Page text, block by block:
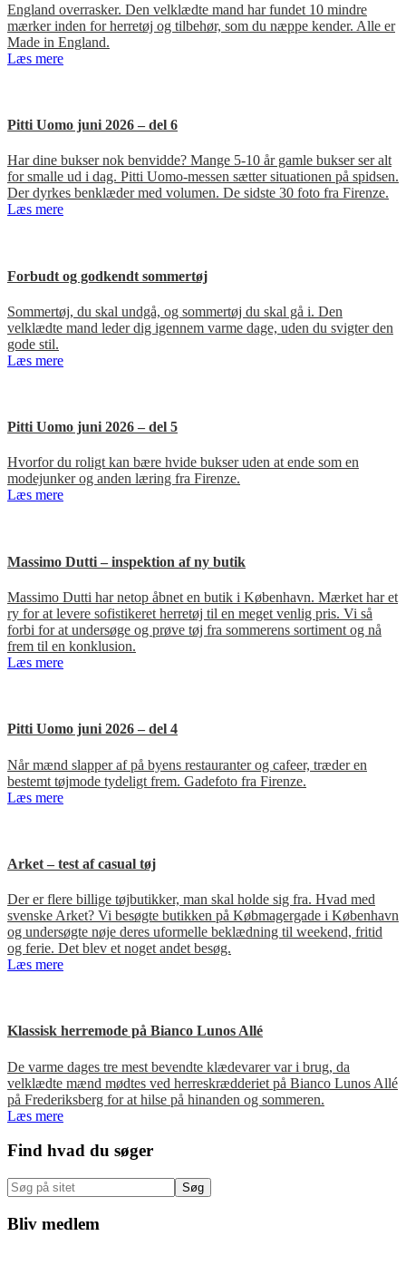
England overrasker. Den velklædte mand har fundet 10 mindre
mærker inden for herretøj og tilbehør, som du næppe kender. Alle er
Made in England.
Læs mere
Pitti Uomo juni 2026 – del 6
Har dine bukser nok benvidde? Mange 5-10 år gamle bukser ser alt
for smalle ud i dag. Pitti Uomo-messen sætter situationen på spidsen.
Der dyrkes benklæder med volumen. De sidste 30 foto fra Firenze.
Læs mere
Forbudt og godkendt sommertøj
Sommertøj, du skal undgå, og sommertøj du skal gå i. Den
velklædte mand leder dig igennem varme dage, uden du svigter den
gode stil.
Læs mere
Pitti Uomo juni 2026 – del 5
Hvorfor du roligt kan bære hvide bukser uden at ende som en
modejunker og anden læring fra Firenze.
Læs mere
Massimo Dutti – inspektion af ny butik
Massimo Dutti har netop åbnet en butik i København. Mærket har et
ry for at levere sofistikeret herretøj til en meget venlig pris. Vi så
forbi for at undersøge og prøve tøj fra sommerens sortiment og nå
frem til en konklusion.
Læs mere
Pitti Uomo juni 2026 – del 4
Når mænd slapper af på byens restauranter og cafeer, træder en
bestemt tøjmode tydeligt frem. Gadefoto fra Firenze.
Læs mere
Arket – test af casual tøj
Der er flere billige tøjbutikker, man skal holde sig fra. Hvad med
svenske Arket? Vi besøgte butikken på Købmagergade i København
og undersøgte nøje deres uformelle beklædning til weekend, fritid
og ferie. Det blev et noget andet besøg.
Læs mere
Klassisk herremode på Bianco Lunos Allé
De varme dages tre mest bevendte klædevarer var i brug, da
velklædte mænd mødtes ved herreskrædderiet på Bianco Lunos Allé
på Frederiksberg for at hilse på hinanden og sommeren.
Læs mere
Primær
Sidebar
Find hvad du søger
Søg
på
sitet
Bliv medlem